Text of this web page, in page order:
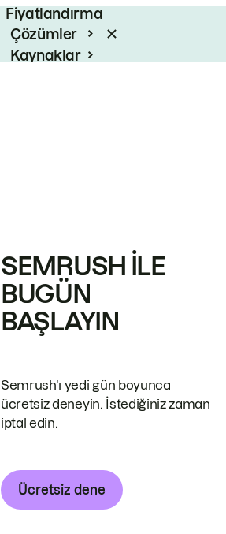
Fiyatlandırma
Çözümler
Kaynaklar
SEMRUSH ILE
BUGÜN
BAŞLAYIN
Semrush'ı yedi gün boyunca
ücretsiz deneyin. İstediğiniz zaman
iptal edin.
Ücretsiz dene